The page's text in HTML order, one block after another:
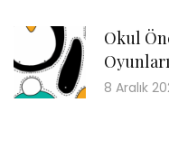
Okul
Oyunları
8 Aralık